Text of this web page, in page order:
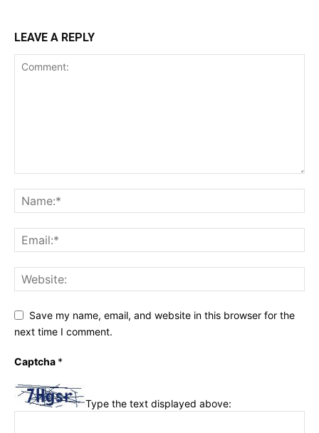
LEAVE A REPLY
Save my name, email, and website in this browser for the
next time I comment.
Captcha *
Type the text displayed above: